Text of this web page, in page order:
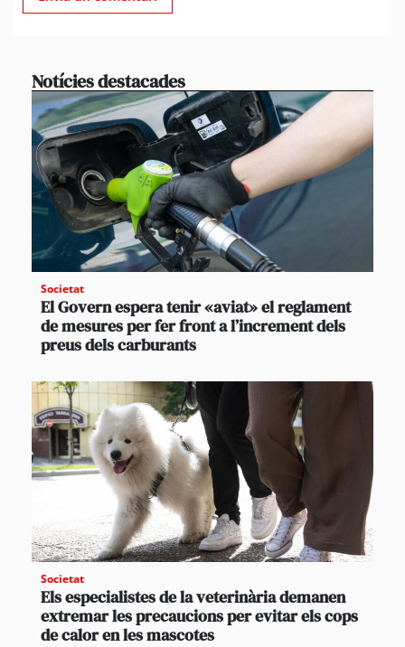
Notícies destacades
Societat
El Govern espera tenir «aviat» el reglament
de mesures per fer front a l’increment dels
preus dels carburants
Societat
Els especialistes de la veterinària demanen
extremar les precaucions per evitar els cops
de calor en les mascotes